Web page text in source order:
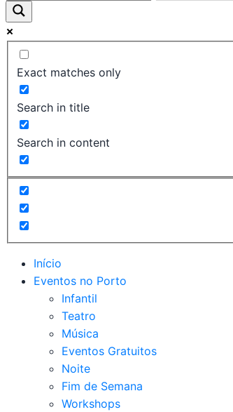
Exact matches only
Search in title
Search in content
Início
Eventos no Porto
Infantil
Teatro
Música
Eventos Gratuitos
Noite
Fim de Semana
Workshops